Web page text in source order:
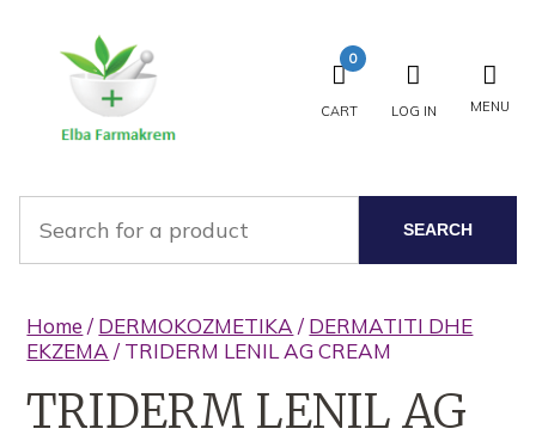
CART
0
LOG IN MENU
SEARCH
Home / DERMOKOZMETIKA / DERMATITI DHE
EKZEMA / TRIDERM LENIL AG CREAM
TRIDERM LENIL AG